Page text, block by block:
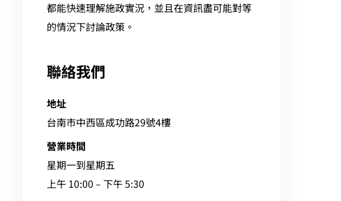
都能快速理解施政實況，並且在資訊盡可能對等
的情況下討論政策。
聯絡我們
地址
台南市中西區成功路29號4樓
營業時間
星期一到星期五
上午 10:00 – 下午 5:30